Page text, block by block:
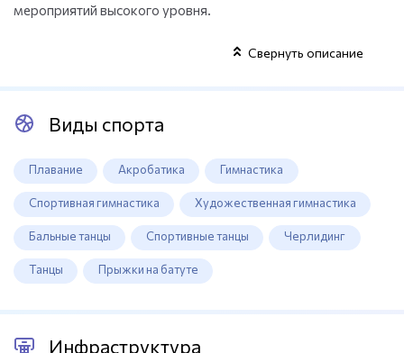
мероприятий высокого уровня.
Свернуть описание
Виды спорта
Плавание Акробатика Гимнастика
Спортивная гимнастика Художественная гимнастика
Бальные танцы Спортивные танцы Черлидинг
Танцы Прыжки на батуте
Инфраструктура